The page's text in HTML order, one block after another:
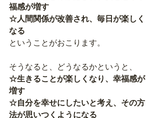
福感が増す
☆人間関係が改善され、毎日が楽しく
なる
ということがおこります。
そうなると、どうなるかというと、
☆生きることが楽しくなり、幸福感が
増す
☆自分を幸せにしたいと考え、その方
法が思いつくようになる